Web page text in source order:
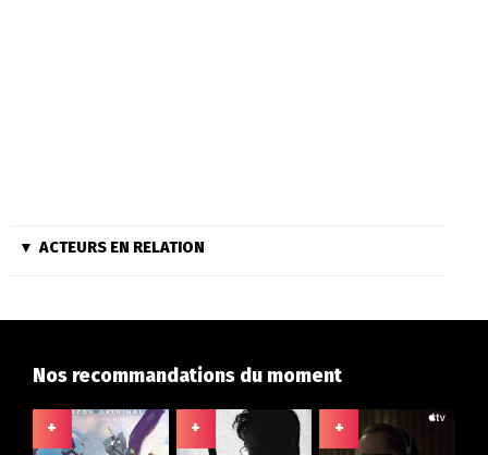
ACTEURS EN RELATION
Nos recommandations du moment
+ + +